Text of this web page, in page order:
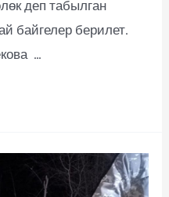
деп табылган
байгелер берилет.
…